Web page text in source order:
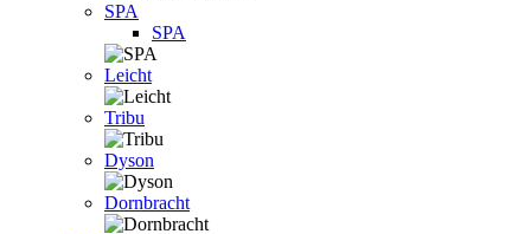
SPA
SPA
Leicht
Tribu
Dyson
Dornbracht